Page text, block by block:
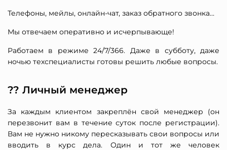
Телефоны, мейлы, онлайн-чат, заказ обратного звонка…
Мы отвечаем оперативно и исчерпывающе!
Работаем в режиме 24/7/366. Даже в субботу, даже
ночью техспециалисты готовы решить любые вопросы.
?‍?️ Личный менеджер
За каждым клиентом закреплён свой менеджер (он
перезвонит вам в течение суток после регистрации).
Вам не нужно никому пересказывать свои вопросы или
вводить в курс дела. Один и тот же человек